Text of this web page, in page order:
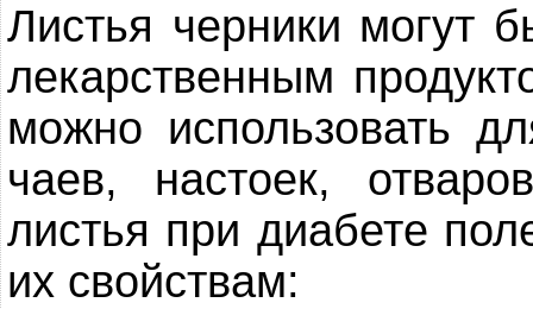
Листья черники могут
лекарственным
можно использовать
чаев, настоек,
листья при диабете
их свойствам: